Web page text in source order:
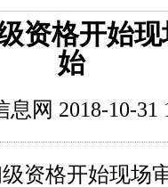
资格开始
始
网 2018-10-31
资格开始现场